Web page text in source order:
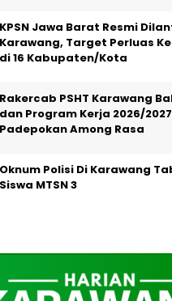
KPSN Jawa Barat Resmi
Karawang, Target Perluas
di 16 Kabupaten/Kota
Rakercab PSHT Karawang
dan Program Kerja 2026/
Padepokan Among Rasa
Oknum Polisi Di Karawang
Siswa MTSN 3